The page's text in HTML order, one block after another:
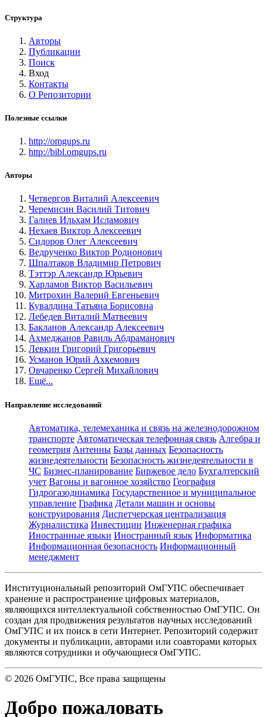
Структура
Авторы
Публикации
Поиск
Вход
Контакты
О Репозитории
Полезные ссылки
http://omgups.ru
http://bibl.omgups.ru
Авторы
Четвергов Виталий Алексеевич
Черемисин Василий Титович
Галиев Ильхам Исламович
Нехаев Виктор Алексеевич
Сидоров Олег Алексеевич
Ведрученко Виктор Родионович
Шпалтаков Владимир Петрович
Тэттэр Александр Юрьевич
Харламов Виктор Васильевич
Митрохин Валерий Евгеньевич
Кувалдина Татьяна Борисовна
Лебедев Виталий Матвеевич
Бакланов Александр Алексеевич
Ахмеджанов Равиль Абдраманович
Левкин Григорий Григорьевич
Усманов Юрий Ахкемович
Овчаренко Сергей Михайлович
Ещё...
Направление исследований
Автоматика, телемеханика и связь на железнодорожном
транспорте Автоматическая телефонная связь Алгебра и
геометрия Антенны Базы данных Безопасность
жизнедеятельности Безопасность жизнедеятельности в
ЧС Бизнес-планирование Биржевое дело Бухгалтерский
учет Вагоны и вагонное хозяйство География
Гидрогазодинамика Государственное и муниципальное
управление Графика Детали машин и основы
конструирования Диспетчерская централизация
Журналистика Инвестиции Инженерная графика
Иностранные языки Иностранный язык Информатика
Информационная безопасность Информационный
менеджмент
Институциональный репозиторий ОмГУПС обеспечивает
хранение и распространение цифровых материалов,
являющихся интеллектуальной собственностью ОмГУПС. Он
создан для продвижения результатов научных исследований
ОмГУПС и их поиск в сети Интернет. Репозиторий содержит
документы и публикации, авторами или соавторами которых
являются сотрудники и обучающиеся ОмГУПС.
© 2026 ОмГУПС, Все права защищены
Добро пожаловать